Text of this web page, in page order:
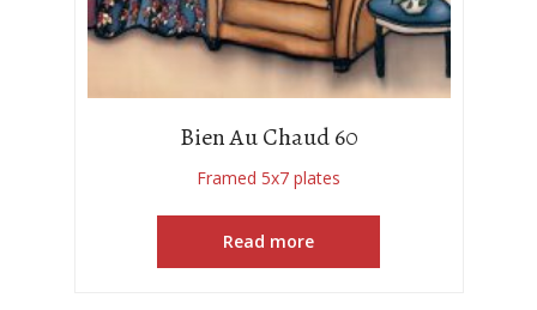
Bien Au Chaud 60
Framed 5x7 plates
Read more